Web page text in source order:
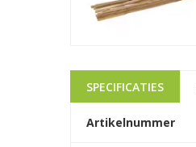
SPECIFICATIES
Artikelnummer